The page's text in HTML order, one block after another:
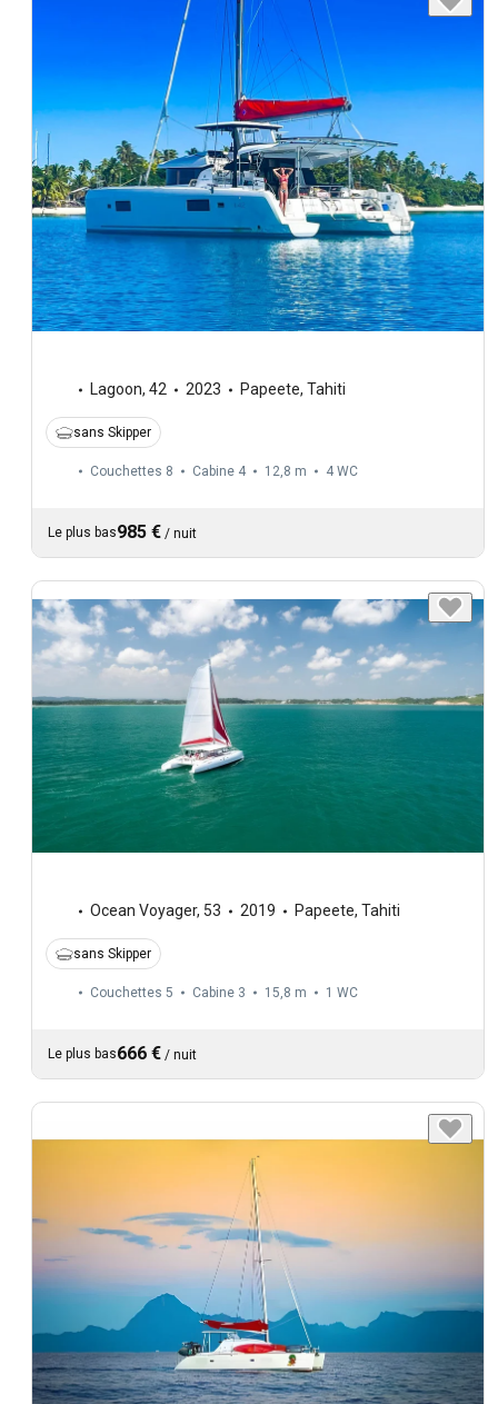
Lagoon, 42 2023 Papeete, Tahiti
sans Skipper
Couchettes 8 Cabine 4 12,8 m 4 WC
Le plus bas985 € / nuit
Ocean Voyager, 53 2019 Papeete, Tahiti
sans Skipper
Couchettes 5 Cabine 3 15,8 m 1 WC
Le plus bas666 € / nuit